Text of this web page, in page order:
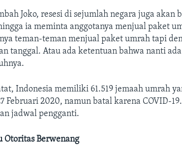
Joko, resesi di sejumlah negara juga akan
ia meminta anggotanya menjual paket
teman-teman menjual paket umrah tapi
tanggal. Atau ada ketentuan bahwa nanti
Indonesia memiliki 61.519 jemaah umrah
Februari 2020, namun batal karena COVID-
jadwal pengganti.
Otoritas Berwenang